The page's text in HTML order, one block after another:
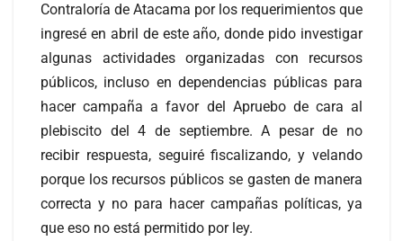
Contraloría de Atacama por los requerimientos que
ingresé en abril de este año, donde pido investigar
algunas actividades organizadas con recursos
públicos, incluso en dependencias públicas para
hacer campaña a favor del Apruebo de cara al
plebiscito del 4 de septiembre. A pesar de no
recibir respuesta, seguiré fiscalizando, y velando
porque los recursos públicos se gasten de manera
correcta y no para hacer campañas políticas, ya
que eso no está permitido por ley.